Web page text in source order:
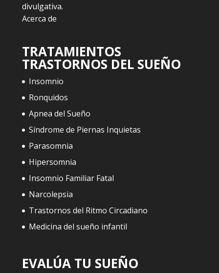
divulgativa.
Acerca de
TRATAMIENTOS
TRASTORNOS DEL SUEÑO
Insomnio
Ronquidos
Apnea del Sueño
Síndrome de Piernas Inquietas
Parasomnia
Hipersomnia
Insomnio Familiar Fatal
Narcolepsia
Trastornos del Ritmo Circadiano
Medicina del sueño infantil
EVALÚA TU SUEÑO